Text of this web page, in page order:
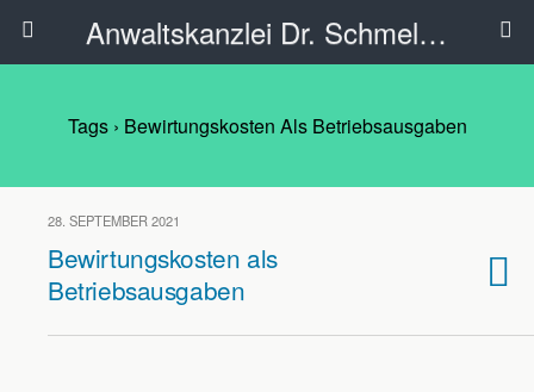
Anwaltskanzlei Dr. Schmelzer - Ahlen
Tags › Bewirtungskosten Als Betriebsausgaben
28. SEPTEMBER 2021
Bewirtungskosten als
Betriebsausgaben